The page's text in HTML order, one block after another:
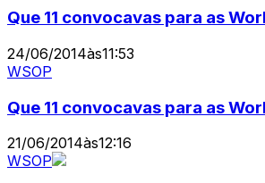
Que 11 convocavas para as
24/06/2014às11:53
WSOP
Que 11 convocavas para as
21/06/2014às12:16
WSOP